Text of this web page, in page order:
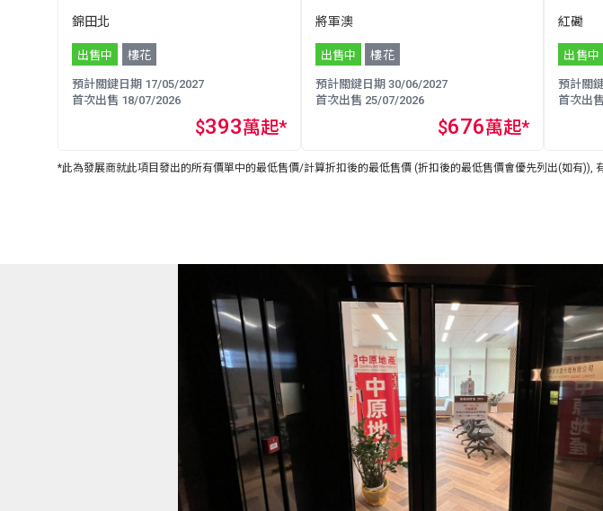
錦田北
出售中 樓花
預計關鍵日期 17/05/2027
首次出售 18/07/2026
$393萬起*
將軍澳
出售中 樓花
預計關鍵日期 30/06/2027
首次出售 25/07/2026
$676萬起*
紅磡
出售中
預計關
首次出
*此為發展商就此項目發出的所有價單中的最低售價/計算折扣後的最低售價 (折扣後的最低售價會優先列出(如有)),